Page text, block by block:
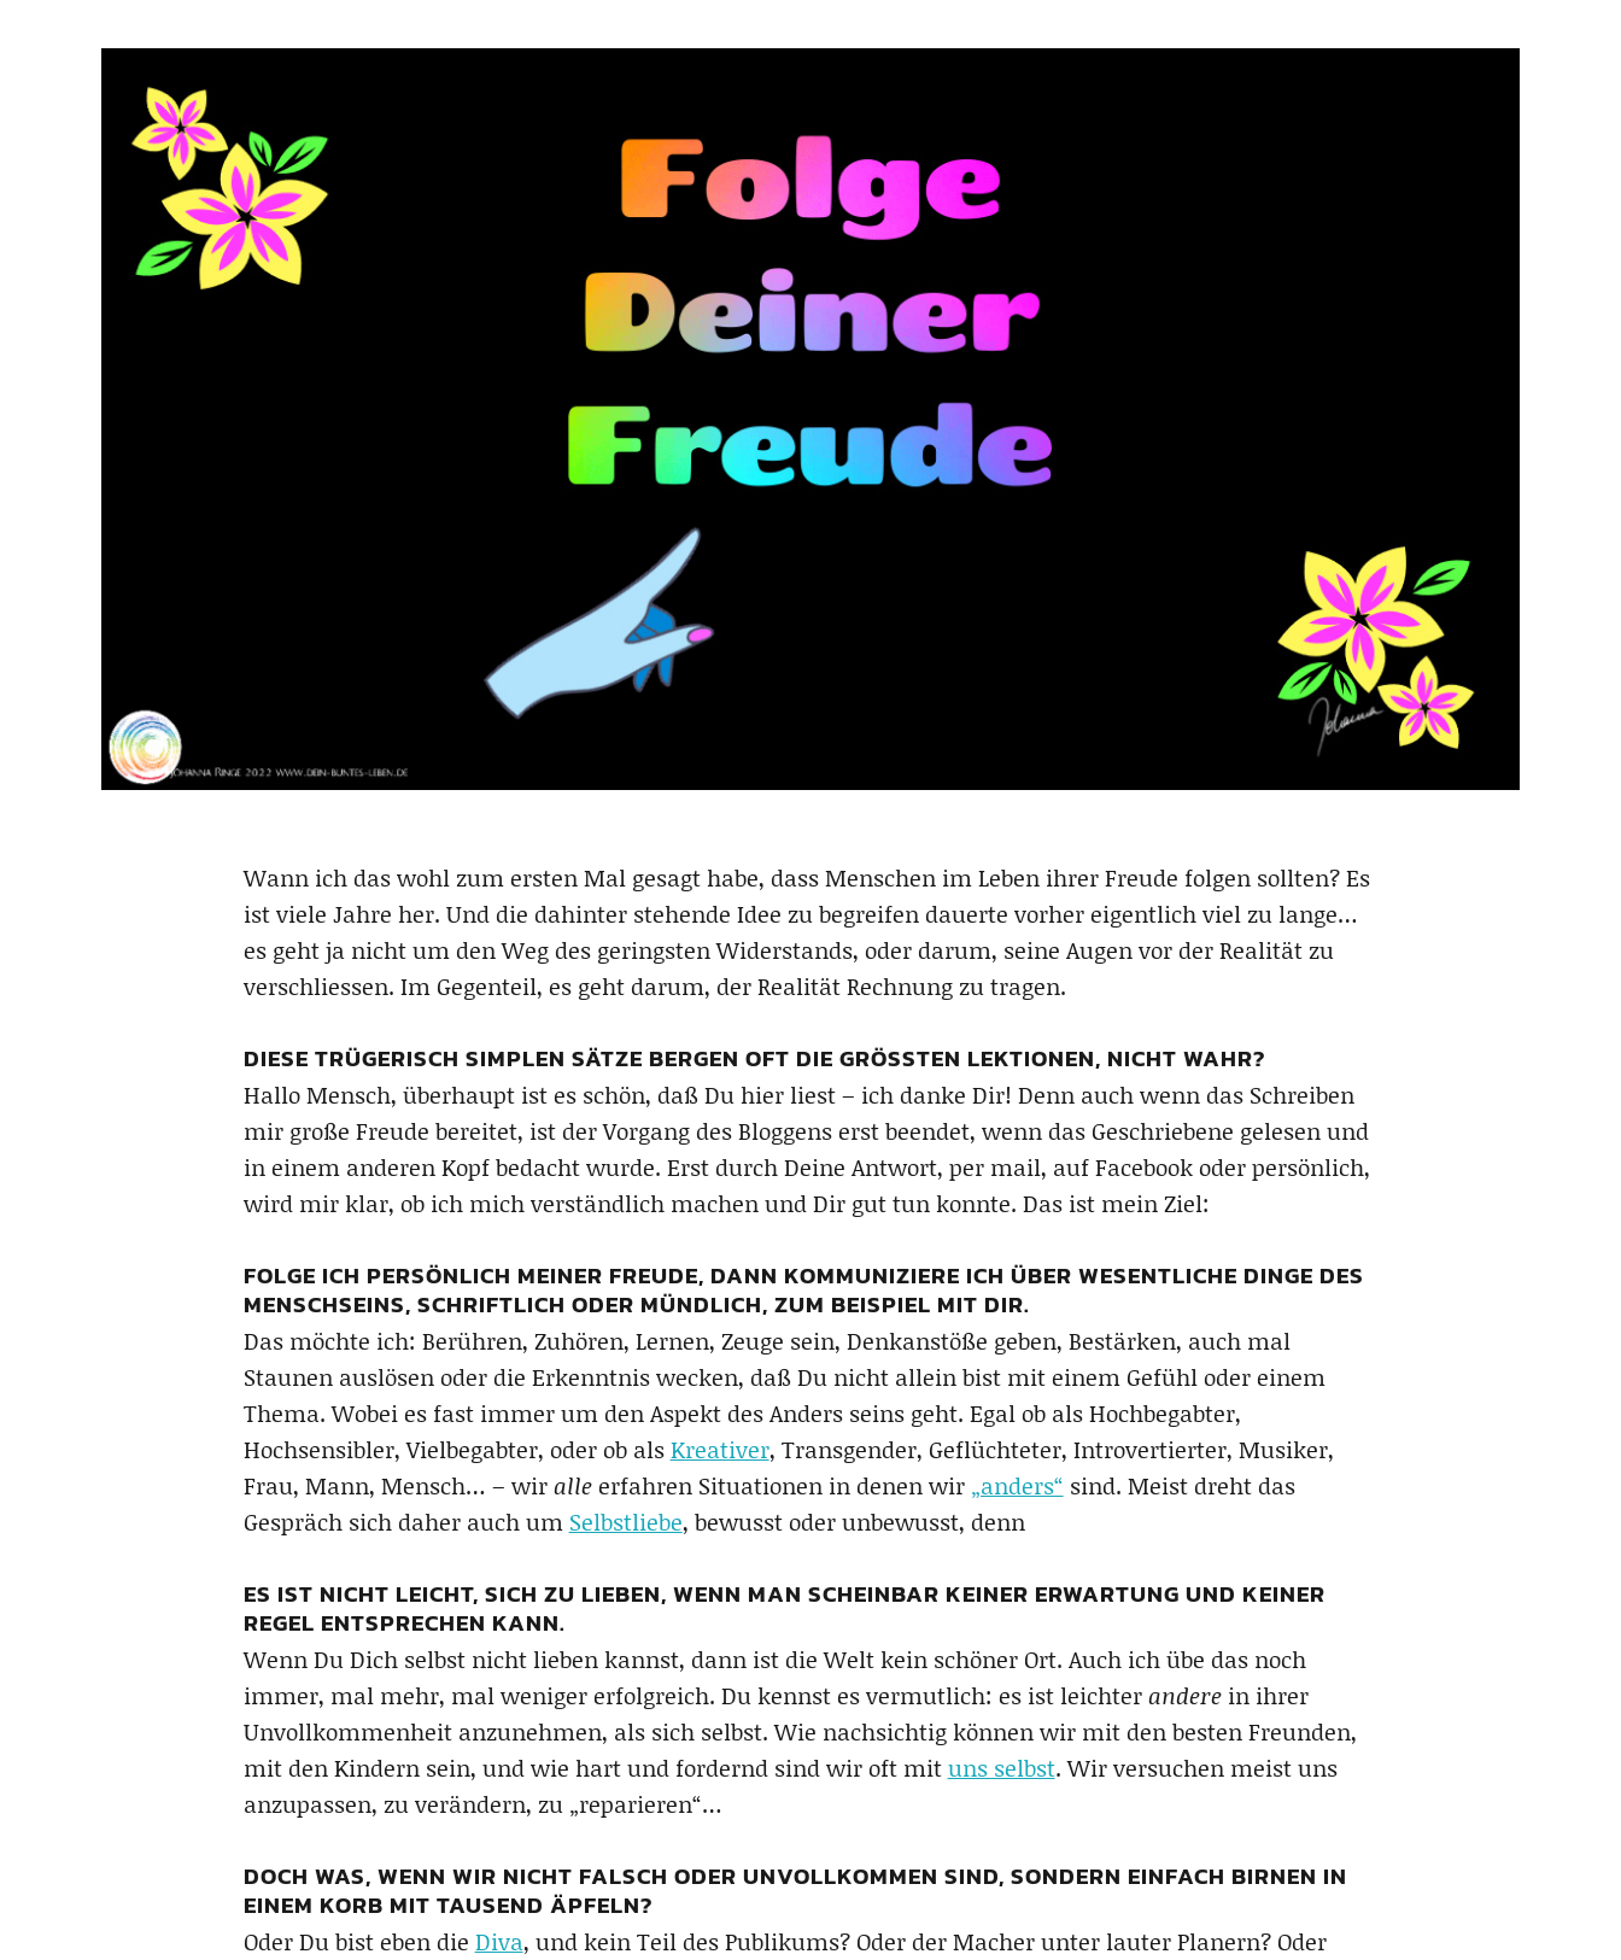
Wann ich das wohl zum ersten Mal gesagt habe, dass Menschen im Leben ihrer Freude folgen sollten? Es
ist viele Jahre her. Und die dahinter stehende Idee zu begreifen dauerte vorher eigentlich viel zu lange…
es geht ja nicht um den Weg des geringsten Widerstands, oder darum, seine Augen vor der Realität zu
verschliessen. Im Gegenteil, es geht darum, der Realität Rechnung zu tragen.
DIESE TRÜGERISCH SIMPLEN SÄTZE BERGEN OFT DIE GRÖSSTEN LEKTIONEN, NICHT WAHR?
Hallo Mensch, überhaupt ist es schön, daß Du hier liest – ich danke Dir! Denn auch wenn das Schreiben
mir große Freude bereitet, ist der Vorgang des Bloggens erst beendet, wenn das Geschriebene gelesen und
in einem anderen Kopf bedacht wurde. Erst durch Deine Antwort, per mail, auf Facebook oder persönlich,
wird mir klar, ob ich mich verständlich machen und Dir gut tun konnte. Das ist mein Ziel:
FOLGE ICH PERSÖNLICH MEINER FREUDE, DANN KOMMUNIZIERE ICH ÜBER WESENTLICHE DINGE DES
MENSCHSEINS, SCHRIFTLICH ODER MÜNDLICH, ZUM BEISPIEL MIT DIR.
Das möchte ich: Berühren, Zuhören, Lernen, Zeuge sein, Denkanstöße geben, Bestärken, auch mal
Staunen auslösen oder die Erkenntnis wecken, daß Du nicht allein bist mit einem Gefühl oder einem
Thema. Wobei es fast immer um den Aspekt des Anders seins geht. Egal ob als Hochbegabter,
Hochsensibler, Vielbegabter, oder ob alsKreativer, Transgender, Geflüchteter, Introvertierter, Musiker,
Frau, Mann, Mensch… – wiralleerfahren Situationen in denen wir „anders“ sind. Meist dreht das
Gespräch sich daher auch um Selbstliebe, bewusst oder unbewusst, denn
ES IST NICHT LEICHT, SICH ZU LIEBEN, WENN MAN SCHEINBAR KEINER ERWARTUNG UND KEINER
REGEL ENTSPRECHEN KANN.
Wenn Du Dich selbst nicht lieben kannst, dann ist die Welt kein schöner Ort. Auch ich übe das noch
immer, mal mehr, mal weniger erfolgreich. Du kennst es vermutlich: es ist leichteranderein ihrer
Unvollkommenheit anzunehmen, als sich selbst. Wie nachsichtig können wir mit den besten Freunden,
mit den Kindern sein, und wie hart und fordernd sind wir oft mituns selbst. Wir versuchen meist uns
anzupassen, zu verändern, zu „reparieren“…
DOCH WAS, WENN WIR NICHT FALSCH ODER UNVOLLKOMMEN SIND, SONDERN EINFACH BIRNEN IN
EINEM KORB MIT TAUSEND ÄPFELN?
Oder Du bist eben die Diva, und kein Teil des Publikums? Oder der Macher unter lauter Planern? Oder